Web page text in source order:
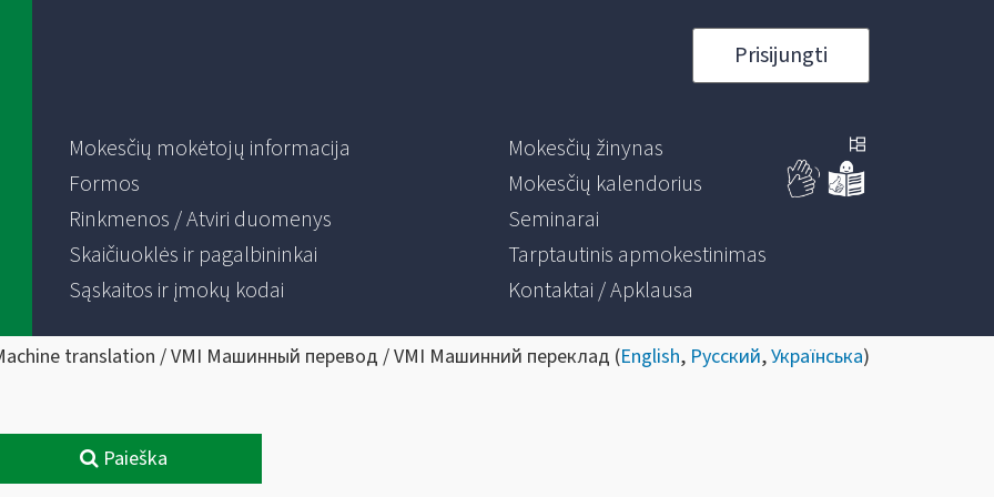
Prisijungti
Mokesčių mokėtojų informacija
Formos
Rinkmenos / Atviri duomenys
Skaičiuoklės ir pagalbininkai
Sąskaitos ir įmokų kodai
Mokesčių žinynas
Mokesčių kalendorius
Seminarai
Tarptautinis apmokestinimas
Kontaktai / Apklausa
translation / VMI Машинный перевод / VMI Машинний переклад (English, Русский,Українська)
Paieška